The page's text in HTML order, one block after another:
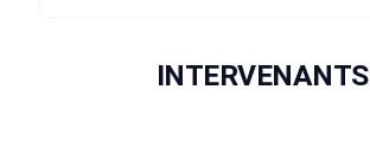
INTERVENANTS